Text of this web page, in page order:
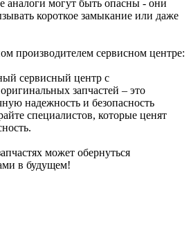
аналоги могут быть опасны - они
короткое замыкание или даже
производителем сервисном центре:
сервисный центр с
запчастей – это
надежность и безопасность
специалистов, которые ценят
может обернуться
в будущем!